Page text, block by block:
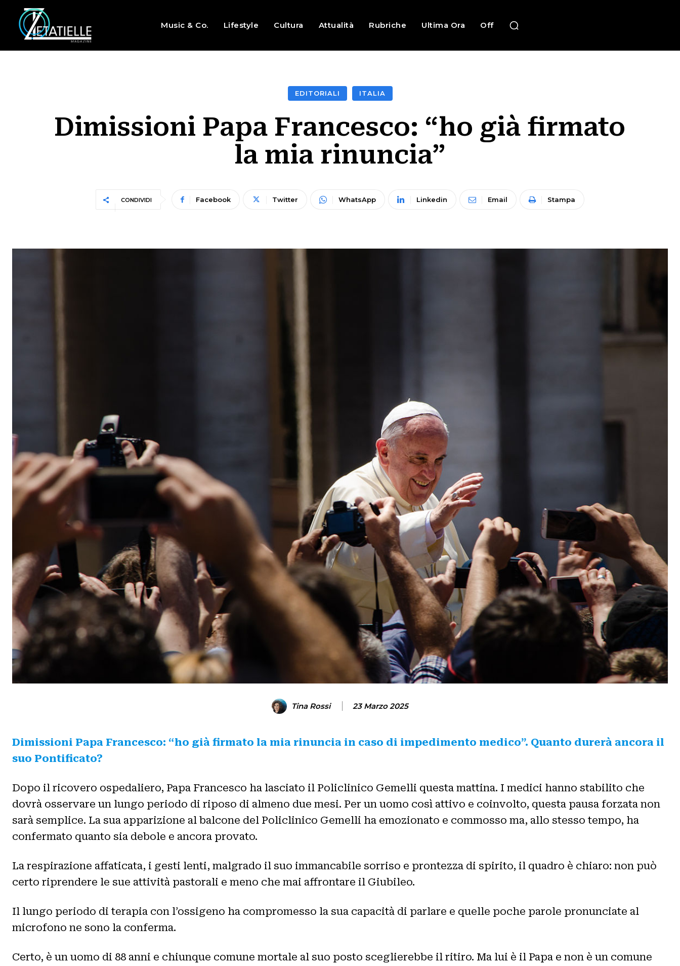
Music & Co. Lifestyle Cultura Attualità Rubriche Ultima Ora Off
EDITORIALI ITALIA
Dimissioni Papa Francesco: “ho già firmato
la mia rinuncia”
CONDIVIDI Facebook Twitter WhatsApp Linkedin Email Stampa
Tina Rossi 23 Marzo 2025
Dimissioni Papa Francesco: “ho già firmato la mia rinuncia in caso di impedimento medico”. Quanto durerà ancora il
suo Pontificato?
Dopo il ricovero ospedaliero, Papa Francesco ha lasciato il Policlinico Gemelli questa mattina. I medici hanno stabilito che
dovrà osservare un lungo periodo di riposo di almeno due mesi. Per un uomo così attivo e coinvolto, questa pausa forzata non
sarà semplice. La sua apparizione al balcone del Policlinico Gemelli ha emozionato e commosso ma, allo stesso tempo, ha
confermato quanto sia debole e ancora provato.
La respirazione affaticata, i gesti lenti, malgrado il suo immancabile sorriso e prontezza di spirito, il quadro è chiaro: non può
certo riprendere le sue attività pastorali e meno che mai affrontare il Giubileo.
Il lungo periodo di terapia con l’ossigeno ha compromesso la sua capacità di parlare e quelle poche parole pronunciate al
microfono ne sono la conferma.
Certo, è un uomo di 88 anni e chiunque comune mortale al suo posto sceglierebbe il ritiro. Ma lui è il Papa e non è un comune